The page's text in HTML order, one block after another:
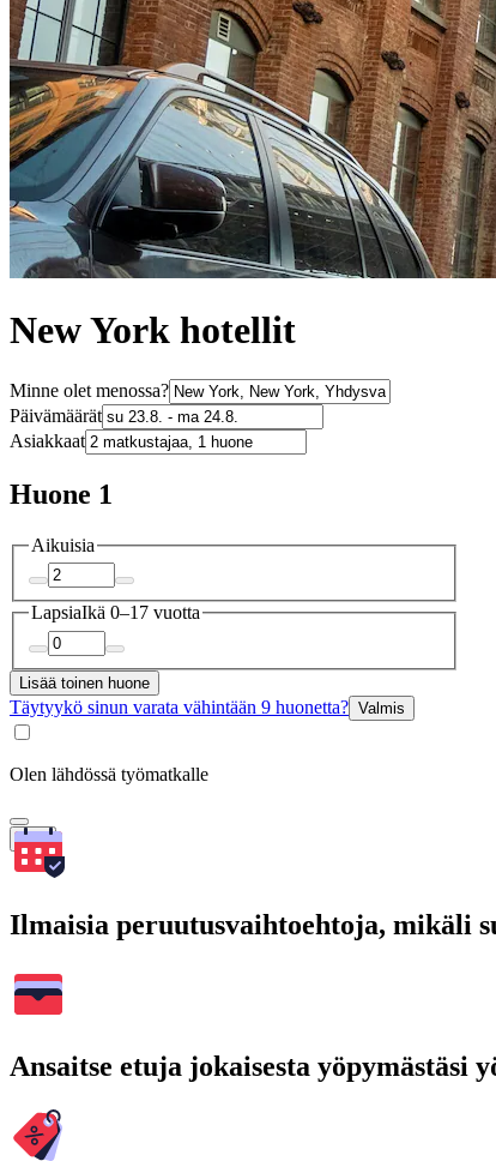
New York hotellit
Minne olet menossa?
Päivämäärät
Asiakkaat
Huone 1
Aikuisia
LapsiaIkä 0–17 vuotta
Lisää toinen huone
Täytyykö sinun varata vähintään 9 huonetta? Valmis
Olen lähdössä työmatkalle
Hae
Ilmaisia peruutusvaihtoehtoja, mikäli
Ansaitse etuja jokaisesta yöpymästäsi